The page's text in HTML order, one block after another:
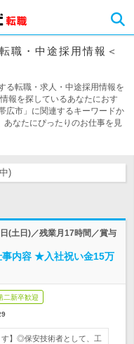
職・中途採用情報＜
る転職・求人・中途採用情報を
報を探しているあなたにおす
広市」に関連するキーワードか
あなたにぴったりのお仕事を見
)
(土日)／残業月17時間／賞与
事内容 ★入社祝い金15万
二新卒歓迎
す】◎保安技術者として、工